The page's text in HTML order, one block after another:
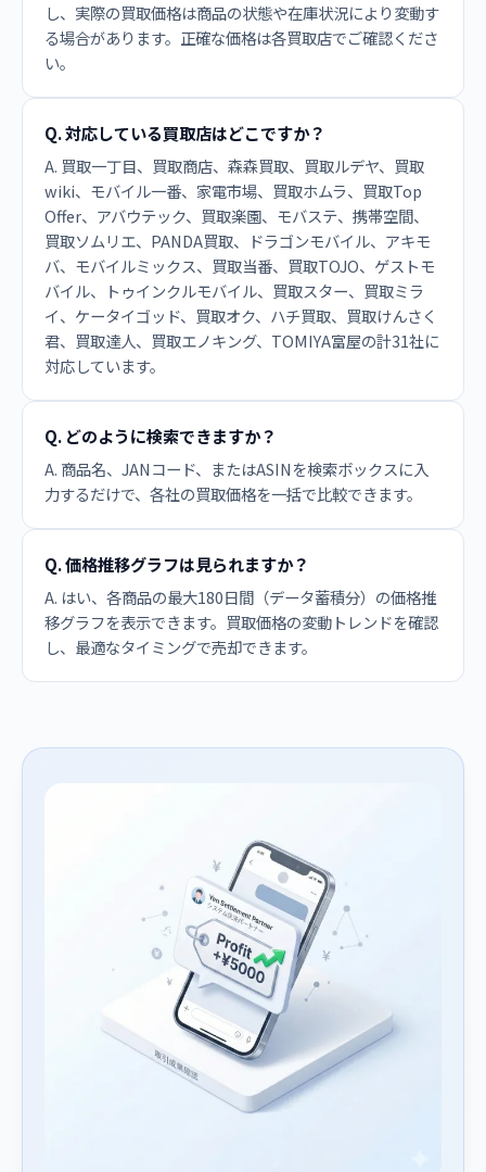
し、実際の買取価格は商品の状態や在庫状況により変動す
る場合があります。正確な価格は各買取店でご確認くださ
い。
Q. 対応している買取店はどこですか？
A. 買取一丁目、買取商店、森森買取、買取ルデヤ、買取
wiki、モバイル一番、家電市場、買取ホムラ、買取Top
Offer、アバウテック、買取楽園、モバステ、携帯空間、
買取ソムリエ、PANDA買取、ドラゴンモバイル、アキモ
バ、モバイルミックス、買取当番、買取TOJO、ゲストモ
バイル、トゥインクルモバイル、買取スター、買取ミラ
イ、ケータイゴッド、買取オク、ハチ買取、買取けんさく
君、買取達人、買取エノキング、TOMIYA富屋の計31社に
対応しています。
Q. どのように検索できますか？
A. 商品名、JANコード、またはASINを検索ボックスに入
力するだけで、各社の買取価格を一括で比較できます。
Q. 価格推移グラフは見られますか？
A. はい、各商品の最大180日間（データ蓄積分）の価格推
移グラフを表示できます。買取価格の変動トレンドを確認
し、最適なタイミングで売却できます。